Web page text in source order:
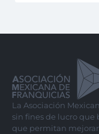
La Asociación
sin fines de lucro que
que permitan mejorar